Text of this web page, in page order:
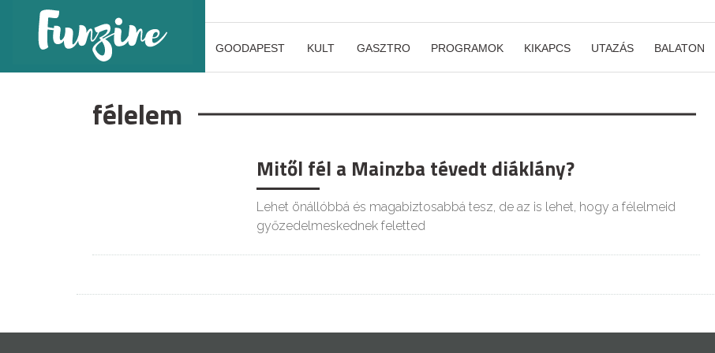
GOODAPEST KULT GASZTRO PROGRAMOK KIKAPCS UTAZÁS BALATON
félelem
Mitől fél a Mainzba tévedt diáklány?
Lehet önállóbbá és magabiztosabbá tesz, de az is lehet, hogy a félelmeid
győzedelmeskednek feletted